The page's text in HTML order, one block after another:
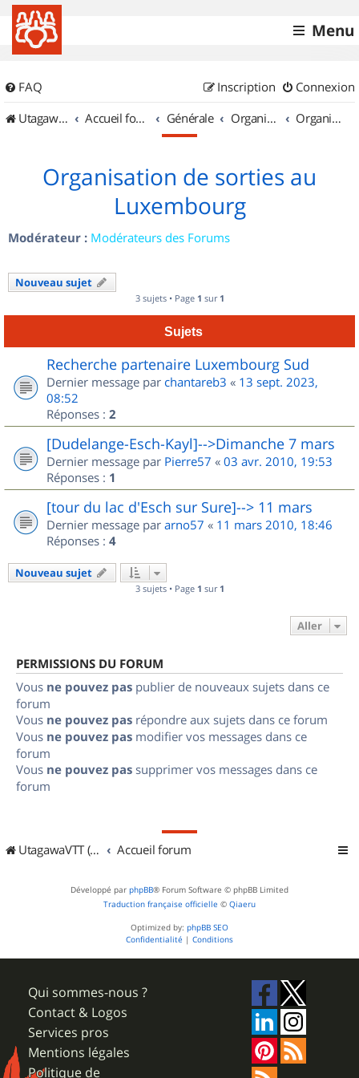
Menu
FAQ Connexion
Inscription
UtagawaVTT (Randos VTT et VTTAE avec traces GPS)
Accueil forum Générale Organisation de sorties & Recherche de partenaires Organisation de sorties au Luxembourg
Organisation de sorties au
Luxembourg
Modérateur : Modérateurs des Forums
Nouveau sujet
3 sujets • Page 1 sur 1
Sujets
Recherche partenaire Luxembourg Sud
Dernier message par chantareb3 « 13 sept. 2023,
08:52
Réponses : 2
[Dudelange-Esch-Kayl]-->Dimanche 7 mars
Dernier message par Pierre57 « 03 avr. 2010, 19:53
Réponses : 1
[tour du lac d'Esch sur Sure]--> 11 mars
Dernier message par arno57 « 11 mars 2010, 18:46
Réponses : 4
Nouveau sujet
3 sujets • Page 1 sur 1
Aller
PERMISSIONS DU FORUM
Vous ne pouvez pas publier de nouveaux sujets dans ce
forum
Vous ne pouvez pas répondre aux sujets dans ce forum
Vous ne pouvez pas modifier vos messages dans ce
forum
Vous ne pouvez pas supprimer vos messages dans ce
forum
UtagawaVTT (Randos VTT et VTTAE avec traces GPS) Accueil forum
Développé par phpBB® Forum Software © phpBB Limited
Traduction française officielle © Qiaeru
Optimized by: phpBB SEO
Confidentialité | Conditions
Qui sommes-nous ?
Contact & Logos
Services pros
Mentions légales
Politique de